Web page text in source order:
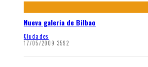
Nueva galeria de Bilbao
Ciudades
17/05/2009 3592